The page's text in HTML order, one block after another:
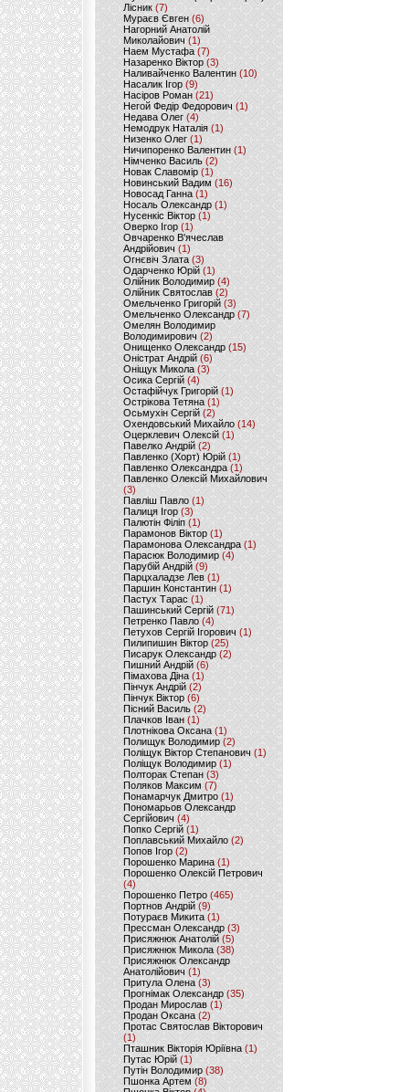
Лісник (7)
Мураєв Євген(6)
Нагорний Анатолій
Миколайович (1)
Наем Мустафа (7)
Назаренко Віктор (3)
Наливайченко Валентин (10)
Насалик Ігор(9)
Насіров Роман (21)
Негой Федір Федорович(1)
Недава Олег(4)
Немодрук Наталія(1)
Низенко Олег (1)
Ничипоренко Валентин (1)
Німченко Василь (2)
Новак Славомір (1)
Новинський Вадим (16)
Новосад Ганна (1)
Носаль Олександр (1)
Нусенкіс Віктор (1)
Оверко Ігор (1)
Овчаренко В'ячеслав
Андрійович(1)
Огнєвіч Злата (3)
Одарченко Юрій(1)
Олійник Володимир (4)
Олійник Святослав (2)
Омельченко Григорій (3)
Омельченко Олександр(7)
Омелян Володимир
Володимирович (2)
Онищенко Олександр (15)
Оністрат Андрій (6)
Оніщук Микола (3)
Осика Сергій(4)
Остафійчук Григорій(1)
Острікова Тетяна (1)
Осьмухін Сергій (2)
Охендовський Михайло (14)
Оцерклевич Олексій (1)
Павелко Андрій (2)
Павленко (Хорт) Юрій (1)
Павленко Олександра (1)
Павленко Олексій Михайлович
(3)
Павліш Павло(1)
Палиця Ігор (3)
Палютін Філіп(1)
Парамонов Віктор (1)
Парамонова Олександра(1)
Парасюк Володимир(4)
Парубій Андрій (9)
Парцхаладзе Лев (1)
Паршин Константин(1)
Пастух Тарас (1)
Пашинський Сергій (71)
Петренко Павло (4)
Петухов Сергій Ігорович (1)
Пилипишин Віктор(25)
Писарук Олександр(2)
Пишний Андрій (6)
Пімахова Діна(1)
Пінчук Андрій(2)
Пінчук Віктор (6)
Пісний Василь (2)
Плачков Іван(1)
Плотнікова Оксана (1)
Полищук Володимир(2)
Поліщук Віктор Степанович(1)
Поліщук Володимир (1)
Полторак Степан(3)
Поляков Максим (7)
Понамарчук Дмитро (1)
Пономарьов Олександр
Сергійович(4)
Попко Сергій (1)
Поплавський Михайло (2)
Попов Ігор(2)
Порошенко Марина (1)
Порошенко Олексій Петрович
(4)
Порошенко Петро (465)
Портнов Андрій (9)
Потураєв Микита(1)
Прессман Олександр(3)
Присяжнюк Анатолій (5)
Присяжнюк Микола (38)
Присяжнюк Олександр
Анатолійович (1)
Притула Олена (3)
Прогнімак Олександр(35)
Продан Мирослав(1)
Продан Оксана (2)
Протас Святослав Вікторович
(1)
Пташник Вікторія Юріївна (1)
Путас Юрій (1)
Путін Володимир(38)
Пшонка Артем (8)